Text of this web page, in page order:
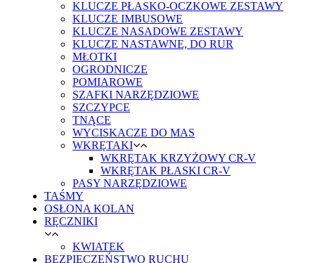
KLUCZE PŁASKO-OCZKOWE ZESTAWY
KLUCZE IMBUSOWE
KLUCZE NASADOWE ZESTAWY
KLUCZE NASTAWNE, DO RUR
MŁOTKI
OGRODNICZE
POMIAROWE
SZAFKI NARZĘDZIOWE
SZCZYPCE
TNĄCE
WYCISKACZE DO MAS
WKRĘTAKI
WKRĘTAK KRZYŻOWY CR-V
WKRĘTAK PŁASKI CR-V
PASY NARZĘDZIOWE
TAŚMY
OSŁONA KOLAN
RĘCZNIKI
KWIATEK
BEZPIECZEŃSTWO RUCHU